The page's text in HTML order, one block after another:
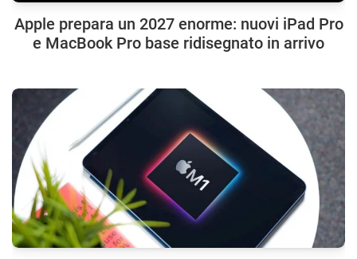
Apple prepara un 2027 enorme: nuovi iPad Pro
e MacBook Pro base ridisegnato in arrivo